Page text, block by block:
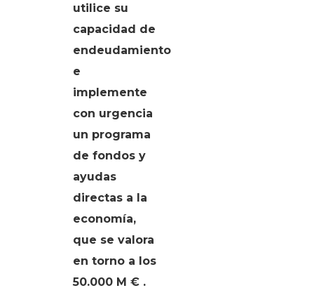
utilice su
capacidad de
endeudamiento
e
implemente
con urgencia
un programa
de fondos y
ayudas
directas a la
economía,
que se valora
en torno a los
50.000 M € .